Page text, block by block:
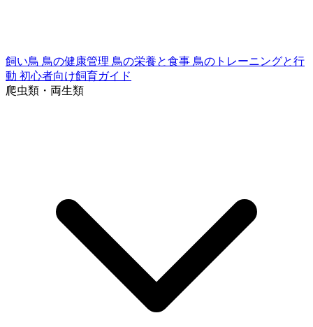
飼い鳥 鳥の健康管理 鳥の栄養と食事 鳥のトレーニングと行
動 初心者向け飼育ガイド
爬虫類・両生類